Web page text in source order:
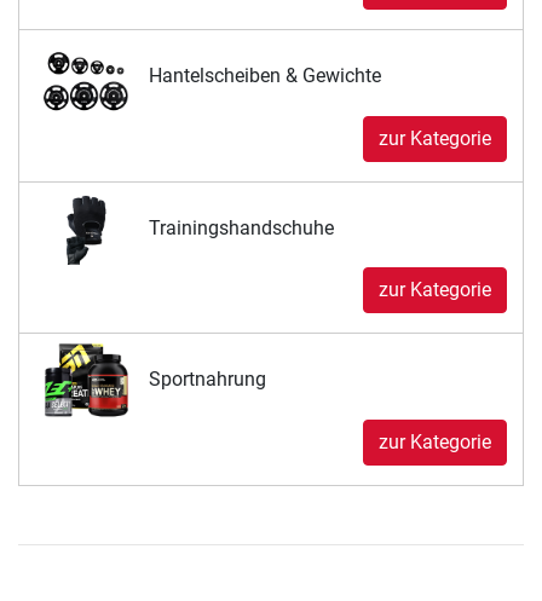
Hantelscheiben & Gewichte
zur Kategorie
Trainingshandschuhe
zur Kategorie
Sportnahrung
zur Kategorie